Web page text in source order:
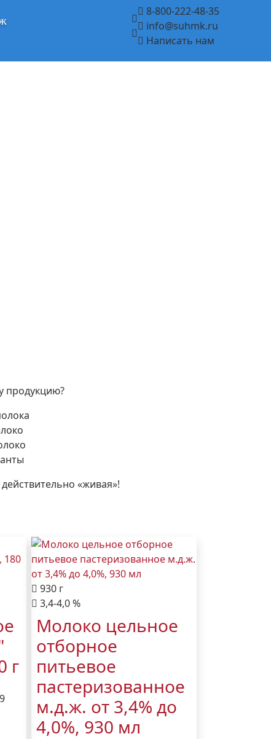
8-800-222-48-35
info@suhmk.ru
Написать нам
продукцию?
«живая»!
г
930 г
3,4-4,0 %
Молоко цельное
отборное
питьевое
пастеризованное
м.д.ж. от 3,4% до
4,0%, 930 мл